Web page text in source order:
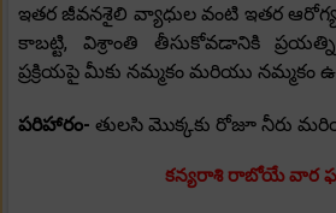
ఇతర జీవనశైలి వ్యాధుల వంటి ఇతర ఆరోగ్య
కాబట్టి, విశ్రాంతి తీసుకోవడానికి
ప్రక్రియపై మీకు నమ్మకం మరియు నమ్మకం
పరిహారం- తులసి మొక్కకు రోజూ నీరు
కన్యరాశి రాబోయే వార